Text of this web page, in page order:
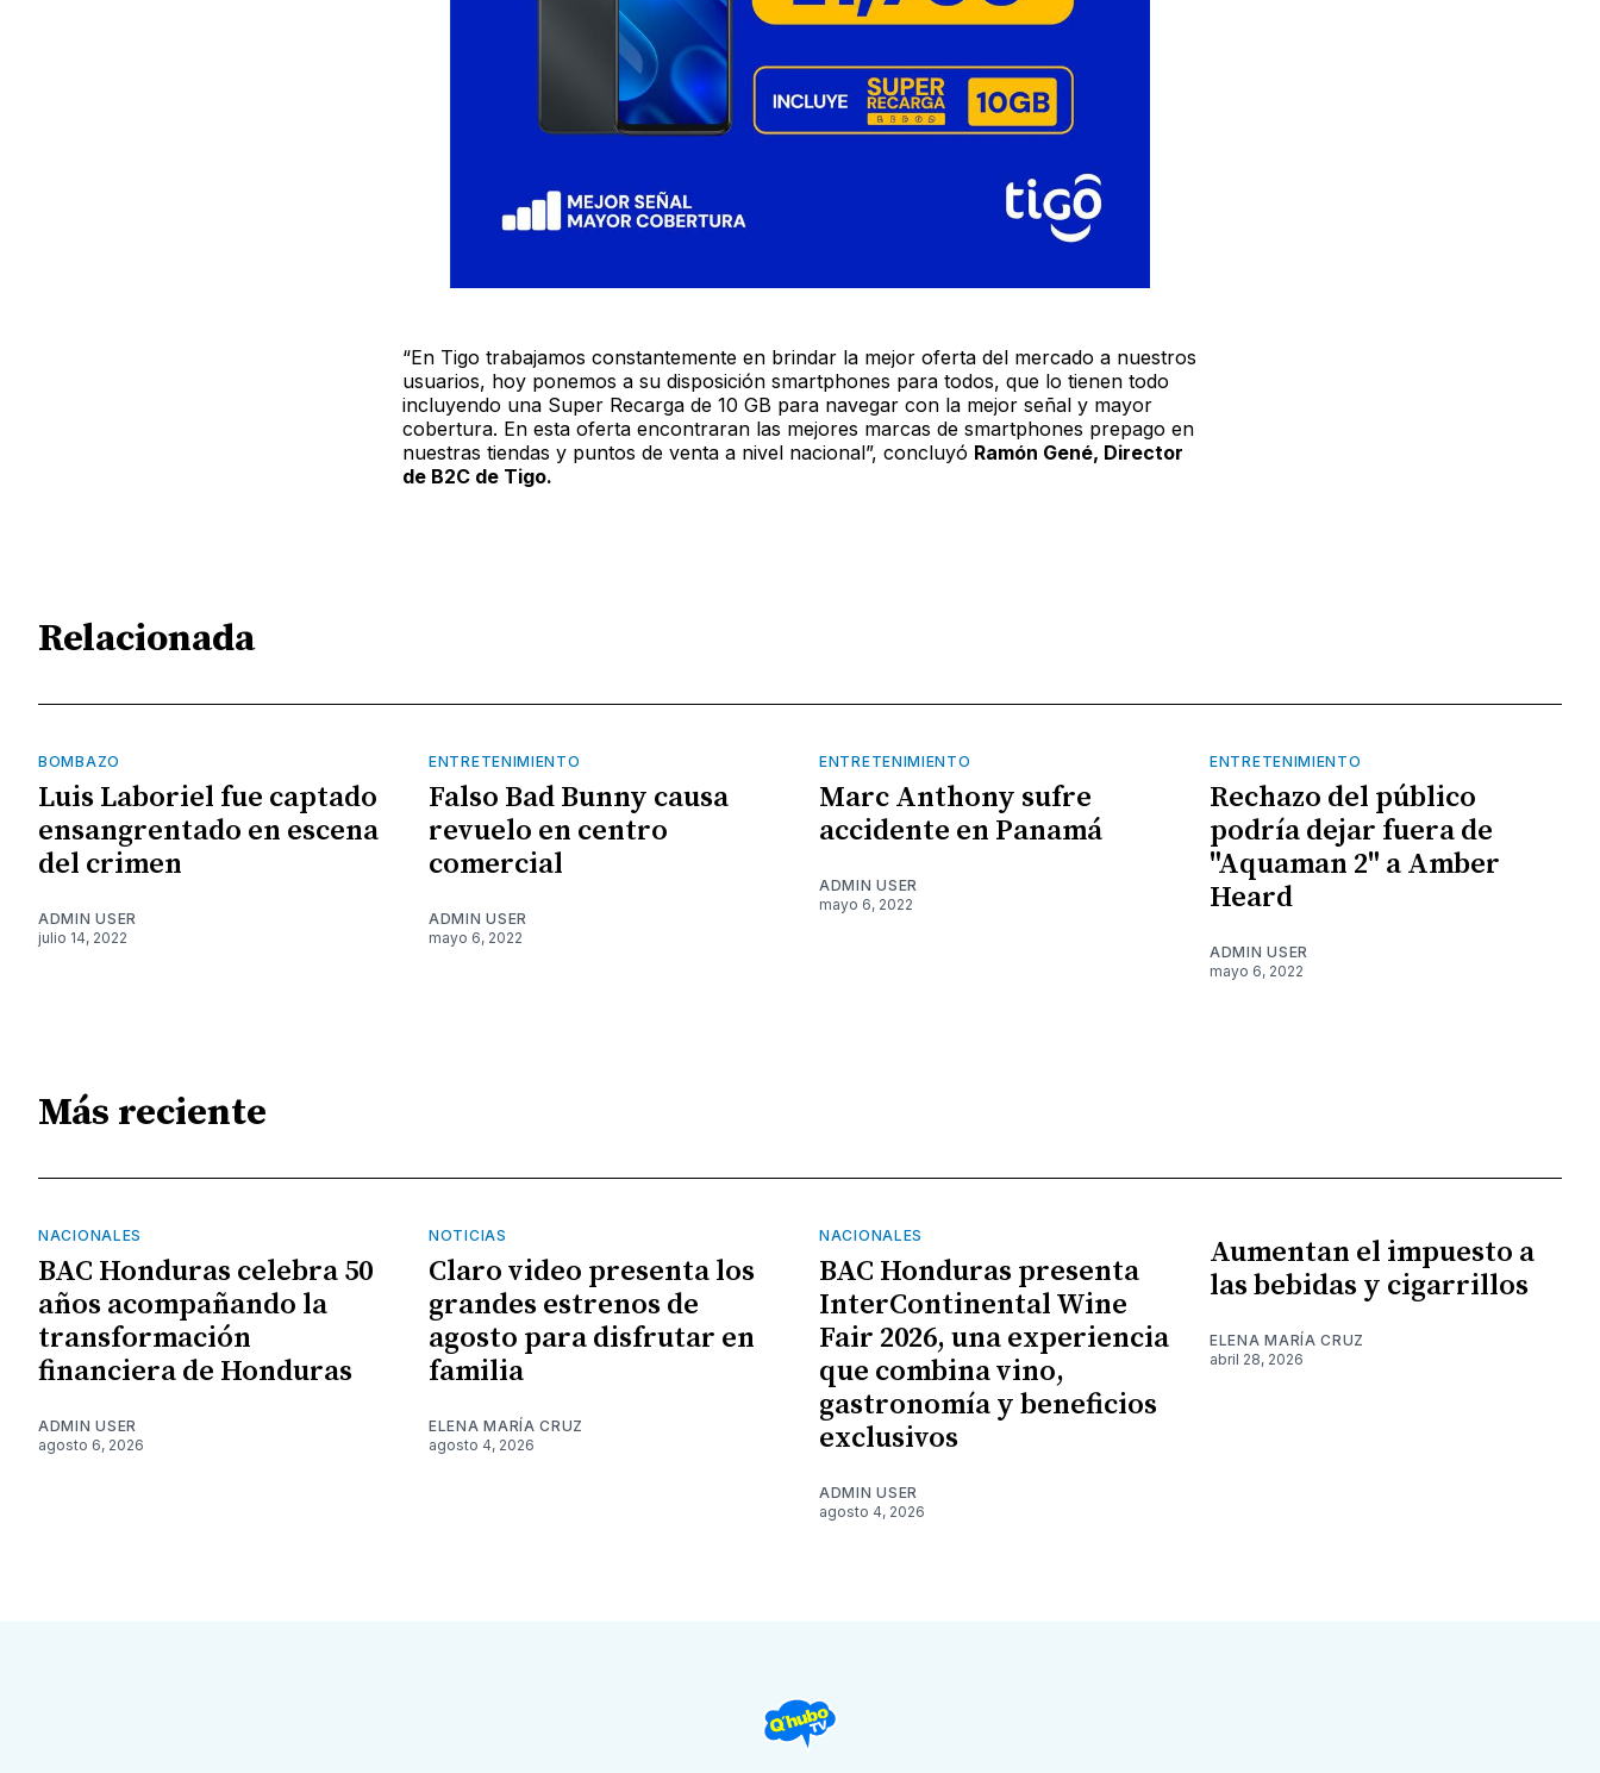
“En Tigo trabajamos constantemente en brindar la mejor oferta del mercado a nuestros
usuarios, hoy ponemos a su disposición smartphones para todos, que lo tienen todo
incluyendo una Super Recarga de 10 GB para navegar con la mejor señal y mayor
cobertura. En esta oferta encontraran las mejores marcas de smartphones prepago en
nuestras tiendas y puntos de venta a nivel nacional”, concluyó Ramón Gené, Director
de B2C de Tigo.
Relacionada
BOMBAZO
Luis Laboriel fue captado
ensangrentado en escena
del crimen
ADMIN USER
julio 14, 2022
ENTRETENIMIENTO
Falso Bad Bunny causa
revuelo en centro
comercial
ADMIN USER
mayo 6, 2022
ENTRETENIMIENTO
Marc Anthony sufre
accidente en Panamá
ADMIN USER
mayo 6, 2022
ENTRETENIMIENTO
Rechazo del público
podría dejar fuera de
"Aquaman 2" a Amber
Heard
ADMIN USER
mayo 6, 2022
Más reciente
NACIONALES
BAC Honduras celebra 50
años acompañando la
transformación
financiera de Honduras
ADMIN USER
agosto 6, 2026
NOTICIAS
Claro video presenta los
grandes estrenos de
agosto para disfrutar en
familia
ELENA MARÍA CRUZ
agosto 4, 2026
NACIONALES
BAC Honduras presenta
InterContinental Wine
Fair 2026, una experiencia
que combina vino,
gastronomía y beneficios
exclusivos
ADMIN USER
agosto 4, 2026
Aumentan el impuesto a
las bebidas y cigarrillos
ELENA MARÍA CRUZ
abril 28, 2026